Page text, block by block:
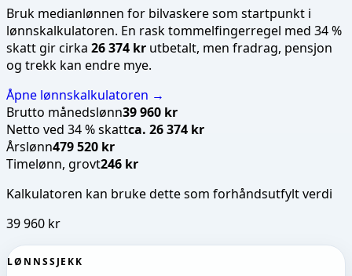
Bruk medianlønnen for bilvaskeresom startpunkt i
lønnskalkulatoren. En rask tommelfingerregel med 34 %
skatt gir cirka 26 374 kr utbetalt, men fradrag, pensjon
og trekk kan endre mye.
Åpne lønnskalkulatoren →
Brutto månedslønn39 960 kr
Netto ved 34 % skattca. 26 374 kr
Årslønn479 520 kr
Timelønn, grovt246 kr
Kalkulatoren kan bruke dette som forhåndsutfylt verdi
39 960 kr
LØNNSSJEKK